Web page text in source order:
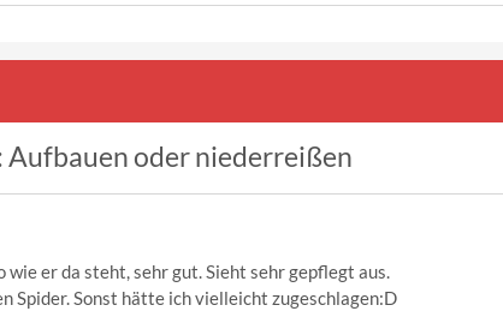
Aufbauen oder niederreißen
wie er da steht, sehr gut. Sieht sehr gepflegt aus.
Spider. Sonst hätte ich vielleicht zugeschlagen:D